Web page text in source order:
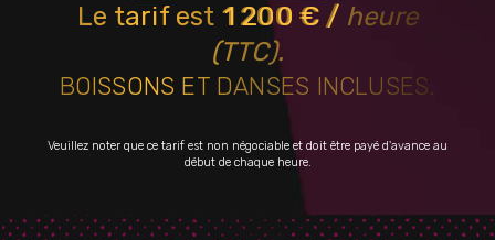
Le tarif est 1 200 € / heure
(TTC).
BOISSONS ET DANSES INCLUSES.
Veuillez noter que ce tarif est non négociable et doit être payé d'avance au
début de chaque heure.